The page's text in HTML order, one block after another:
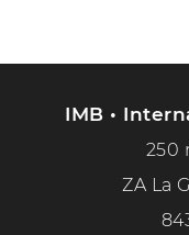
IMB •
250
ZA La